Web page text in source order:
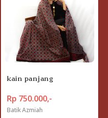
kain panjang
Rp 750.000,-
Batik Azmiah